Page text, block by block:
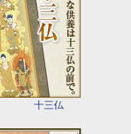
十三仏